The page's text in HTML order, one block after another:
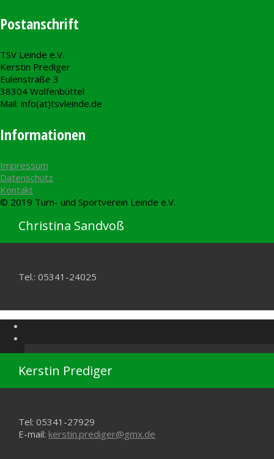
Postanschrift
TSV Leinde e.V.
Kerstin Prediger
Eulenstraße 3
38304 Wolfenbüttel
Mail: info(at)tsvleinde.de
Informationen
Impressum
Datenschutz
Kontakt
© 2019 Turn- und Sportverein Leinde e.V.
Christina Sandvoß
Tel.: 05341-24025
Kerstin Prediger
Tel: 05341-27929
E-mail: kerstin.prediger@gmx.de